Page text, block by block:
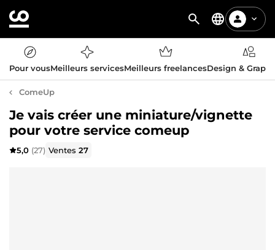
Pour vousMeilleurs servicesMeilleurs freelancesDesign &
ComeUp
Je vais créer une miniature/vignette
pour votre service comeup
5,0 (27) Ventes27